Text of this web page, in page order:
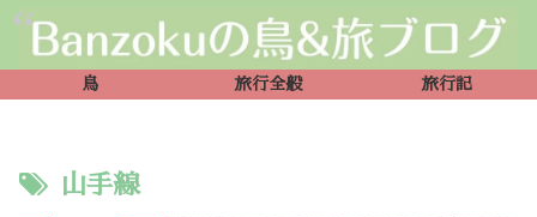
鳥 旅行全般 旅行記
山手線